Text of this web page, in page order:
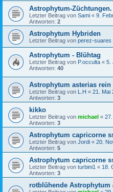
Astrophytum-Züchtungen.
Letzter Beitrag von Sami « 9.
Antworten: 2
Astrophytum Hybriden
Letzter Beitrag von perez-suares
Astrophytum - Blühtag
Letzter Beitrag von P.occulta « 5.
Antworten: 40
Astrophytum asterias rein
Letzter Beitrag von L.H « 21. Mai
Antworten: 3
kikko
Letzter Beitrag von michael «
Antworten: 3
Astrophytum capricorne
Letzter Beitrag von Jordi « 20.
Antworten: 5
Astrophytum capricorne
Letzter Beitrag von turbini1 « 18.
Antworten: 3
rotblühende Astrophytum